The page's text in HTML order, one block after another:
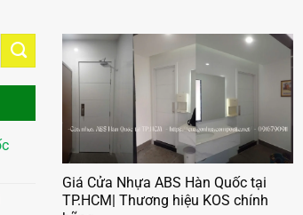
Giá Cửa Nhựa ABS Hàn Quốc tại
TP.HCM| Thương hiệu KOS chính